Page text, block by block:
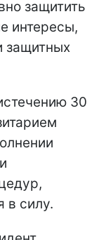
защитить
интересы,
защитных
30
в силу.